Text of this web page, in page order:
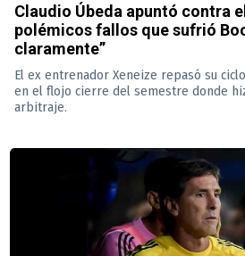
Claudio Úbeda apuntó contra
polémicos fallos que sufrió
claramente”
El ex entrenador Xeneize repasó su
en el flojo cierre del semestre donde
arbitraje.